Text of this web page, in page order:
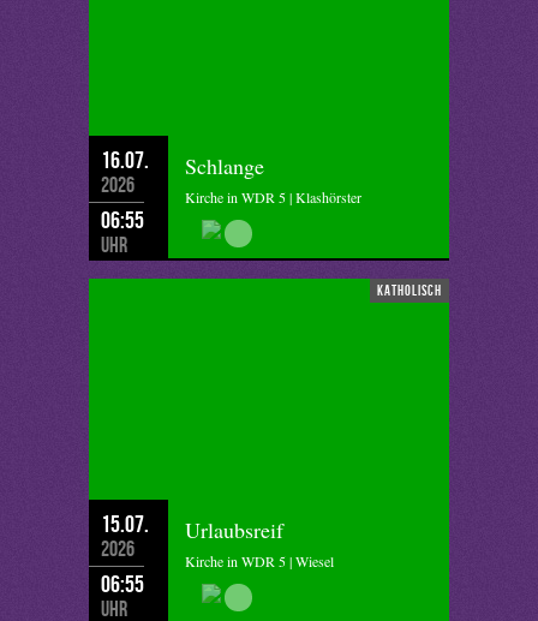
16.07.
2026
06:55
Uhr
Schlange
Kirche in WDR 5 | Klashörster
katholisch
15.07.
2026
06:55
Uhr
Urlaubsreif
Kirche in WDR 5 | Wiesel